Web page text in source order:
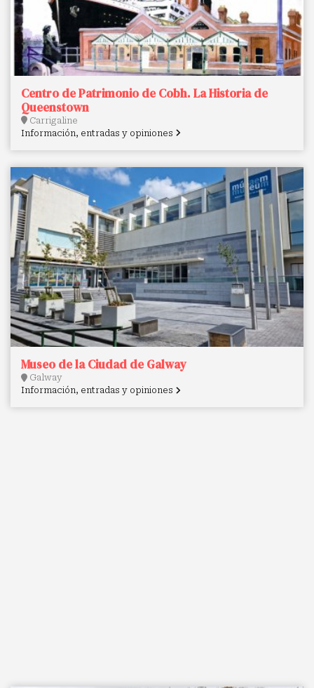
Centro de Patrimonio de Cobh. La Historia de
Queenstown
Carrigaline
Información, entradas y opiniones
Museo de la Ciudad de Galway
Galway
Información, entradas y opiniones